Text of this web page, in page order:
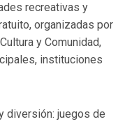
recreativas y
organizadas por
y Comunidad,
instituciones
diversión: juegos de